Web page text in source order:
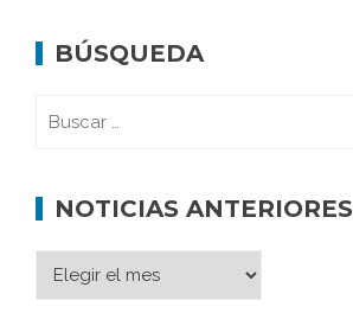
BÚSQUEDA
NOTICIAS ANTERIORES